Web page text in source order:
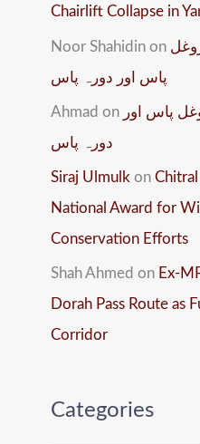
Chairlift Collapse in
Noor Shahidin on
پاس اور دورہ پاس
Ahmad on پاس اور
دورہ پاس
Siraj Ulmulk on
National Award for
Conservation Efforts
Shah Ahmed on Ex-
Dorah Pass Route as
Corridor
Categories